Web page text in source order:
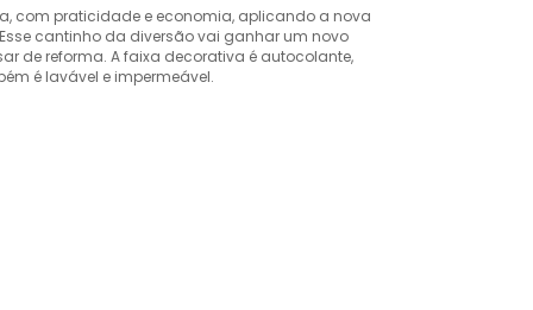
com praticidade e economia, aplicando a nova
cantinho da diversão vai ganhar um novo
de reforma. A faixa decorativa é autocolante,
é lavável e impermeável.